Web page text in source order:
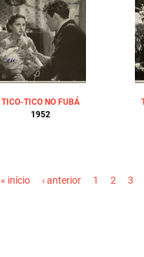
TICO-TICO NO FUBÁ
1952
« início ‹ anterior 1 2 3